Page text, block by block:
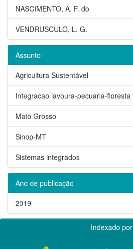
NASCIMENTO, A. F. do
VENDRUSCULO, L. G.
Assunto
Agricultura Sustentável
Integracao lavoura-pecuaria-floresta
Mato Grosso
Sinop-MT
Sistemas integrados
Ano de publicação
2019
Indexado por